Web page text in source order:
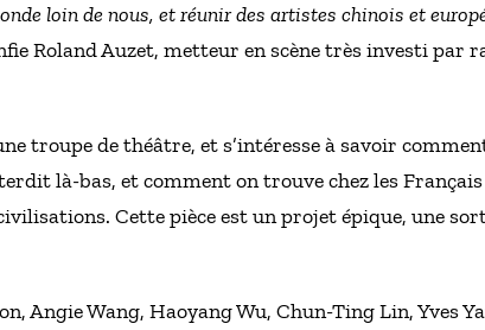
loin de nous, et réunir des artistes chinois et
Roland Auzet, metteur en scène très investi par
troupe de théâtre, et s’intéresse à savoir
là-bas, et comment on trouve chez les
Cette pièce est un projet épique, une
Angie Wang, Haoyang Wu, Chun-Ting Lin, Yves